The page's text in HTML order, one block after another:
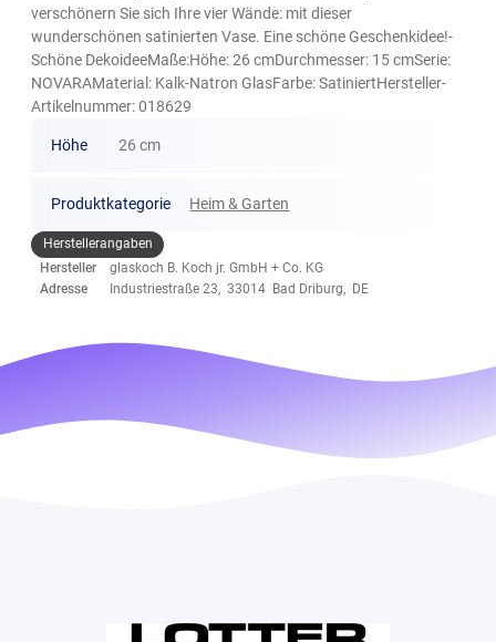
verschönern Sie sich Ihre vier Wände: mit dieser
wunderschönen satinierten Vase. Eine schöne Geschenkidee!-
Schöne DekoideeMaße:Höhe: 26 cmDurchmesser: 15 cmSerie:
NOVARAMaterial: Kalk-Natron GlasFarbe: SatiniertHersteller-
Artikelnummer: 018629
Höhe 26 cm
Produktkategorie Heim & Garten
Herstellerangaben
Hersteller
glaskoch B. Koch jr. GmbH + Co. KG
Adresse
Industriestraße 23, 33014 Bad Driburg, DE